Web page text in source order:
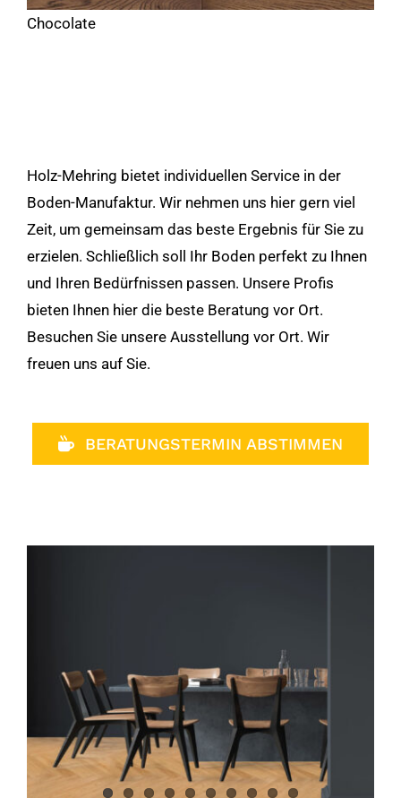
Chocolate
Holz-Mehring bietet individuellen Service in der
Boden-Manufaktur. Wir nehmen uns hier gern viel
Zeit, um gemeinsam das beste Ergebnis für Sie zu
erzielen. Schließlich soll Ihr Boden perfekt zu Ihnen
und Ihren Bedürfnissen passen. Unsere Profis
bieten Ihnen hier die beste Beratung vor Ort.
Besuchen Sie unsere Ausstellung vor Ort. Wir
freuen uns auf Sie.
BERATUNGSTERMIN ABSTIMMEN